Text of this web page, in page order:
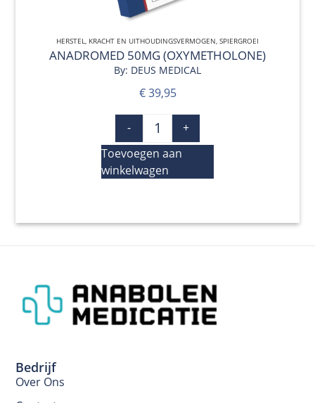
QUICK VIEW
HERSTEL, KRACHT EN UITHOUDINGSVERMOGEN, SPIERGROEI
ANADROMED 50MG (OXYMETHOLONE)
By: DEUS MEDICAL
€39,95
-
+
Toevoegen aan
winkelwagen
Bedrijf
Over Ons